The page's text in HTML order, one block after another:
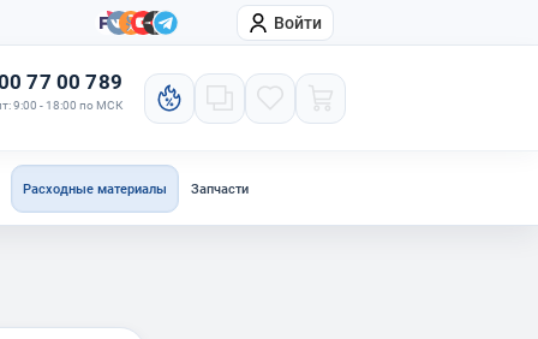
Компания Войти
77 00 789
9:00 - 18:00 по МСК
Расходные материалы Запчасти